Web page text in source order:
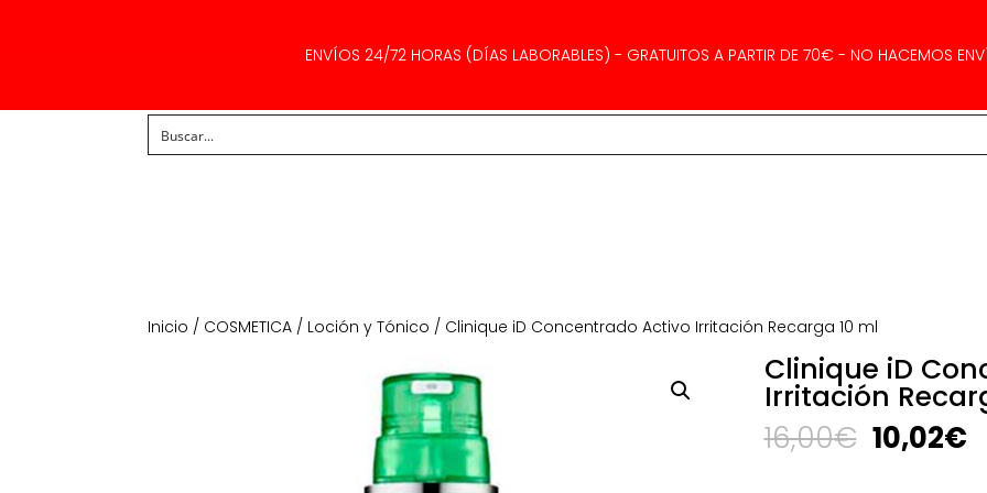
ENVÍOS 24/72 HORAS (DÍAS LABORABLES) - GRATUITOS A PARTIR DE 70€ - NO HACEMOS
Inicio / COSMETICA / Loción y Tónico / Clinique iD Concentrado Activo Irritación Recarga 10 ml
Clinique iD
Irritación
16,00€ El
precio
10,02€El